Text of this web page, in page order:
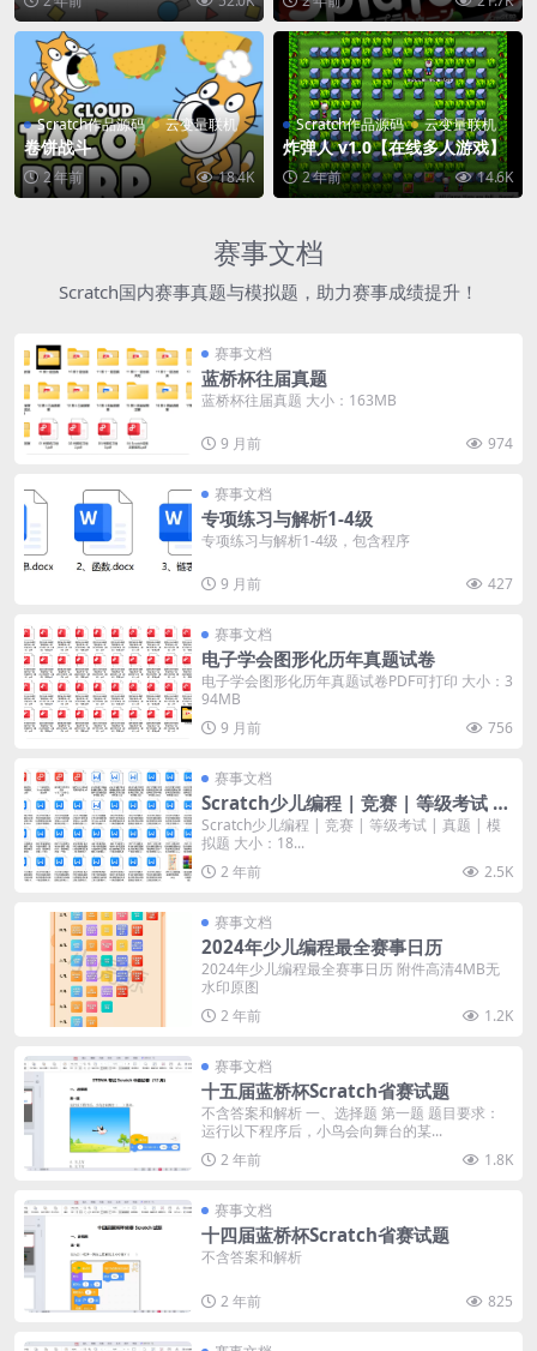
Scratch作品源码 云变量联机
卷饼战斗
2 年前 18.4K
Scratch作品源码 云变量联机
炸弹人 v1.0【在线多人游戏】
2 年前 14.6K
赛事文档
Scratch国内赛事真题与模拟题，助力赛事成绩提升！
赛事文档
蓝桥杯往届真题
蓝桥杯往届真题 大小：163MB
9 月前 974
赛事文档
专项练习与解析1-4级
专项练习与解析1-4级，包含程序
9 月前 427
赛事文档
电子学会图形化历年真题试卷
电子学会图形化历年真题试卷PDF可打印 大小：3
94MB
9 月前
756
赛事文档
Scratch少儿编程 | 竞赛 | 等级考试 |
真题 | 模拟题
Scratch少儿编程 | 竞赛 | 等级考试 | 真题 | 模
拟题 大小：18...
2 年前
2.5K
赛事文档
2024年少儿编程最全赛事日历
2024年少儿编程最全赛事日历 附件高清4MB无
水印原图
2 年前
1.2K
赛事文档
十五届蓝桥杯Scratch省赛试题
不含答案和解析 一、选择题 第一题 题目要求：
运行以下程序后，小鸟会向舞台的某...
2 年前
1.8K
赛事文档
十四届蓝桥杯Scratch省赛试题
不含答案和解析
2 年前 825